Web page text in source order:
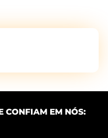
CONFIAM EM NÓS: